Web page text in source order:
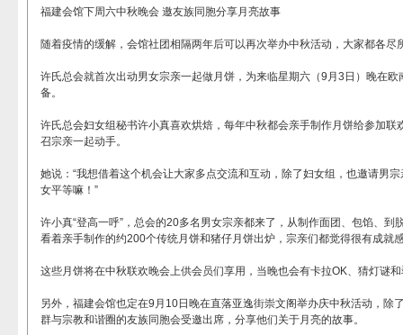
福建会馆下周六中秋晚会 邀友族同胞分享月亮故事
随着疫情的缓解，会馆社团相隔两年后可以再次举办中秋活动，大家都各尽
许氏总会就首次出动男女宗亲一起做月饼，为来临星期六（9月3日）晚在
备。
许氏总会妇女组秘书许小真喜欢烘焙，每年中秋都会亲手制作月饼给参加联
召宗亲一起动手。
她说：“我想借着这个机会让大家多点交流和互动，除了妇女组，也邀请男
女平等嘛！”
许小真“登高一呼”，总会的20多名男女宗亲都来了，从制作面团、包馅、到
看着亲手制作的约200个传统月饼和猪仔月饼出炉，宗亲们都觉得很有成就
这些月饼将在中秋联欢晚会上供会员们享用，当晚也会有卡拉OK、猜灯谜
另外，福建会馆也定在9月10日晚在直落亚逸街崇文阁举办庆中秋活动，除
群与宗教和谐圈的友族同胞会受邀出席，分享他们关于月亮的故事。